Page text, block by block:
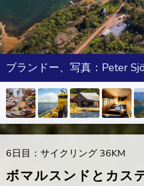
ブランドー、写真：Peter
6日目：サイクリング 36KM
ボマルスンドとカス